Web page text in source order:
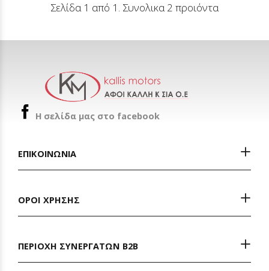
Σελίδα 1 από 1. Συνολικα 2 προιόντα
H σελίδα μας στο facebook
ΕΠΙΚΟΙΝΩΝΙΑ
ΟΡΟΙ ΧΡΗΣΗΣ
ΠΕΡΙΟΧΗ ΣΥΝΕΡΓΑΤΩΝ Β2Β